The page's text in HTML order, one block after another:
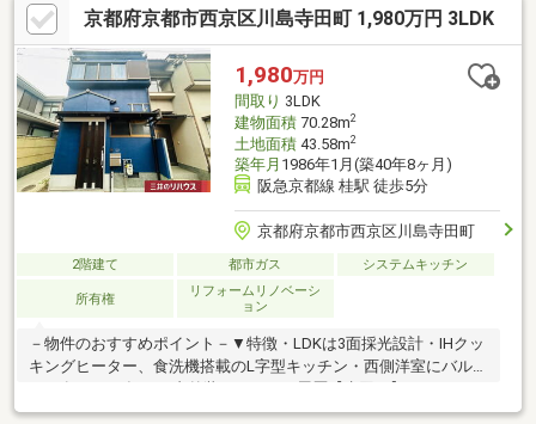
京都府京都市西京区川島寺田町 1,980万円 3LDK
1,980万円
間取り 3LDK
建物面積70.28m2
土地面積43.58m2
築年月 1986年1月(築40年8ヶ月)
阪急京都線 桂駅 徒歩5分
京都府京都市西京区川島寺田町
2階建て 都市ガス システムキッチン
所有権
リフォームリノベーシ
ョン
－物件のおすすめポイント－▼特徴・LDKは3面採光設計・IHクッ
キングヒーター、食洗機搭載のL字型キッチン・西側洋室にバルコ
浴室、トイレ、洗面所、給湯器【内装】フローリング、クロス、